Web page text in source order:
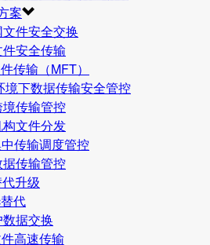
案
件安全交换
安全传输
传输（MFT）
境下数据传输安全管控
传输管控
文件分发
传输调度管控
传输管控
升级
代
据交换
高速传输